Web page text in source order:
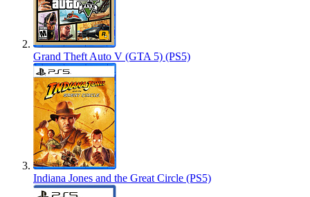
Grand Theft Auto V (GTA 5) (PS5)
Indiana Jones and the Great Circle (PS5)